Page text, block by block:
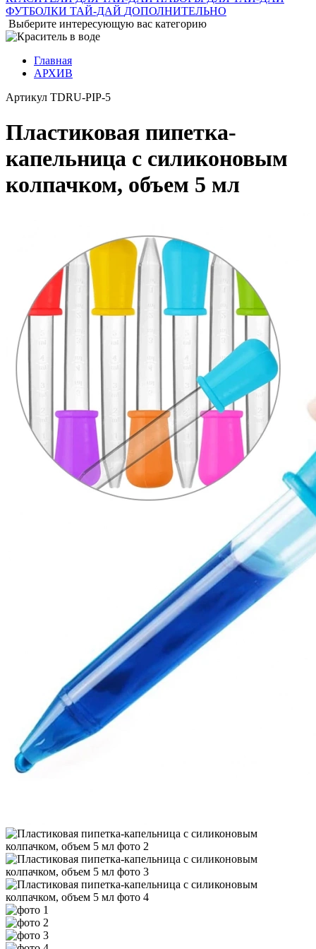
ФУТБОЛКИ ТАЙ-ДАЙ ДОПОЛНИТЕЛЬНО
Выберите интересующую вас категорию
Главная
АРХИВ
Артикул TDRU-PIP-5
Пластиковая пипетка-
капельница с силиконовым
колпачком, объем 5 мл